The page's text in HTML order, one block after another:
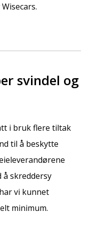
svindel og
i bruk flere tiltak
til å beskytte
å skreddersy
vi kunnet
minimum.